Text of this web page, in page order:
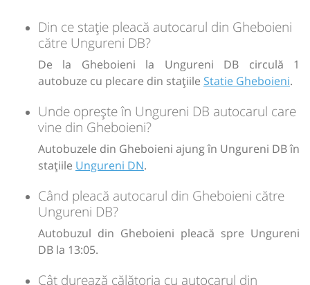
Din ce stație pleacă autocarul din Gheboieni
către Ungureni DB?
De la Gheboieni la Ungureni DB circulă 1
autobuze cu plecare din stațiile Statie Gheboieni.
Unde oprește în Ungureni DB autocarul care
vine din Gheboieni?
Autobuzele din Gheboieni ajung în Ungureni DB în
stațiile Ungureni DN.
Când pleacă autocarul din Gheboieni către
Ungureni DB?
Autobuzul din Gheboieni pleacă spre Ungureni
DB la 13:05.
Cât durează călătoria cu autocarul din